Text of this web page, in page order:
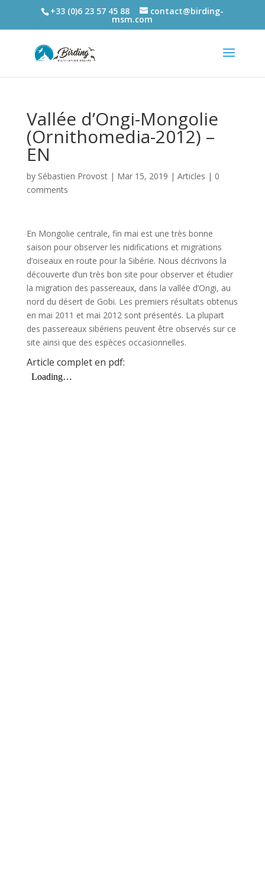
+33 (0)6 23 57 45 88 contact@birding-
msm.com
Vallée d’Ongi-Mongolie
(Ornithomedia-2012) –
EN
by Sébastien Provost| Mar 15, 2019 | Articles | 0
comments
En Mongolie centrale, fin mai est une très bonne
saison pour observer les nidifications et migrations
d’oiseaux en route pour la Sibérie. Nous décrivons la
découverte d’un très bon site pour observer et étudier
la migration des passereaux, dans la vallée d’Ongi, au
nord du désert de Gobi. Les premiers résultats obtenus
en mai 2011 et mai 2012 sont présentés. La plupart
des passereaux sibériens peuvent être observés sur ce
site ainsi que des espèces occasionnelles.
Article complet en pdf: